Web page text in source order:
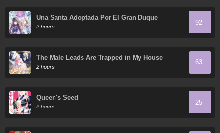
Una Santa Adoptada Por El Gran Duque
2 hours
92
The Male Leads Are Trapped in My House
2 hours
63
Queen's Seed
2 hours
25